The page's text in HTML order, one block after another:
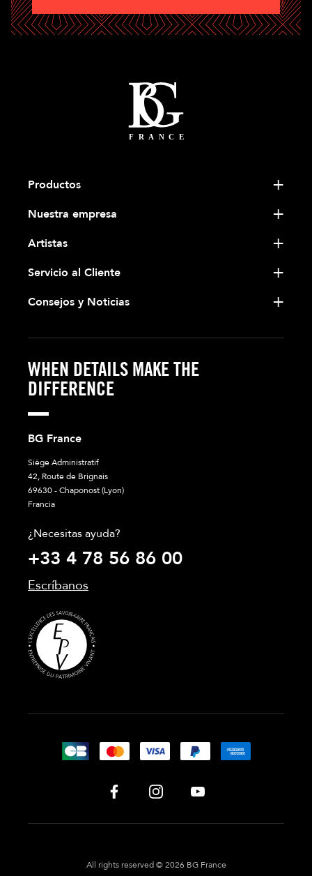
Productos
Nuestra empresa
Artistas
Servicio al Cliente
Consejos y Noticias
WHEN DETAILS MAKE THE
DIFFERENCE
BG France
Siège Administratif
42, Route de Brignais
69630 - Chaponost (Lyon)
Francia
¿Necesitas ayuda?
+33 4 78 56 86 00
Escríbanos
All rights reserved © 2026 BG France